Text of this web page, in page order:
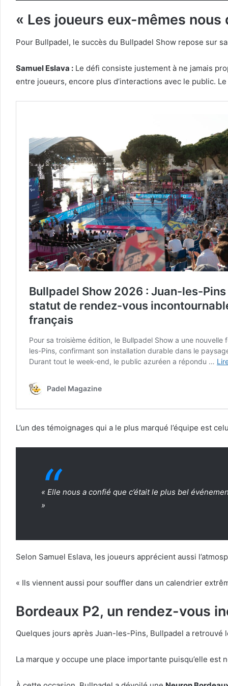
« Les joueurs eux-mêmes nous
Pour Bullpadel, le succès du Bullpadel Show repose sur
Samuel Eslava : Le défi consiste justement à ne jamais
entre joueurs, encore plus d’interactions avec le public.
L’un des témoignages qui a le plus marqué l’équipe est
« Elle nous a confié que c’était le plus bel
»
Selon Samuel Eslava, les joueurs apprécient aussi
« Ils viennent aussi pour souffler dans un calendrier
Bordeaux P2, un rendez-vous
Quelques jours après Juan-les-Pins, Bullpadel a retrouvé
La marque y occupe une place importante puisqu’elle est